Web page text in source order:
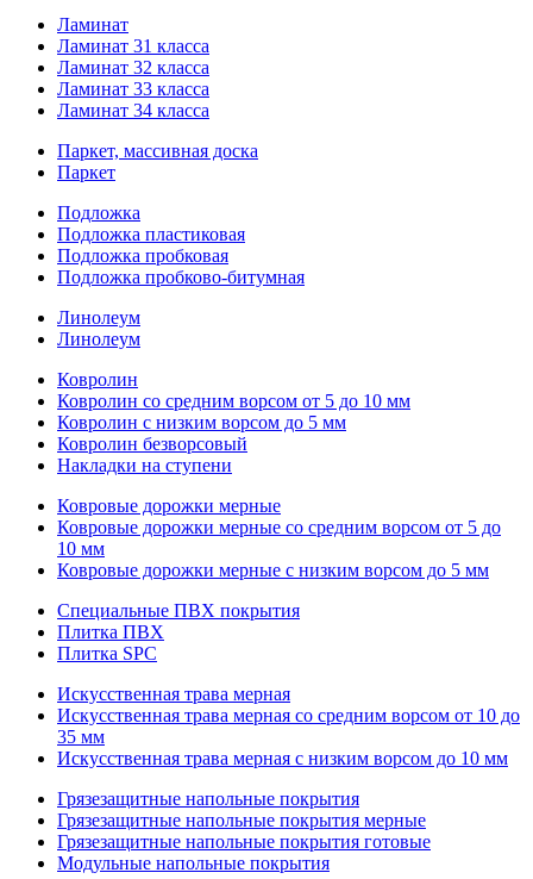
Ламинат
Ламинат 31 класса
Ламинат 32 класса
Ламинат 33 класса
Ламинат 34 класса
Паркет, массивная доска
Паркет
Подложка
Подложка пластиковая
Подложка пробковая
Подложка пробково-битумная
Линолеум
Линолеум
Ковролин
Ковролин со средним ворсом от 5 до 10 мм
Ковролин с низким ворсом до 5 мм
Ковролин безворсовый
Накладки на ступени
Ковровые дорожки мерные
Ковровые дорожки мерные со средним ворсом от 5 до
10 мм
Ковровые дорожки мерные с низким ворсом до 5 мм
Специальные ПВХ покрытия
Плитка ПВХ
Плитка SPC
Искуccтвенная трава мерная
Искусственная трава мерная со средним ворсом от 10 до
35 мм
Искусственная трава мерная с низким ворсом до 10 мм
Грязезащитные напольные покрытия
Грязезащитные напольные покрытия мерные
Грязезащитные напольные покрытия готовые
Модульные напольные покрытия